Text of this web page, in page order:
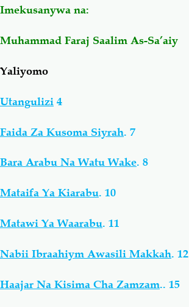
Fiqh-Ibaadah
Fataawa Za Ulamaa
Akhlaaq-Aadaab
Mapishi
Imekusanywa na:
Muhammad Faraj Saalim As-Sa’aiy
Yaliyomo
Utangulizi 4
Faida Za Kusoma Siyrah. 7
Bara Arabu Na Watu Wake. 8
Mataifa Ya Kiarabu. 10
Matawi Ya Waarabu. 11
Nabii Ibraahiym Awasili Makkah. 12
Haajar Na Kisima Cha Zamzam.. 15